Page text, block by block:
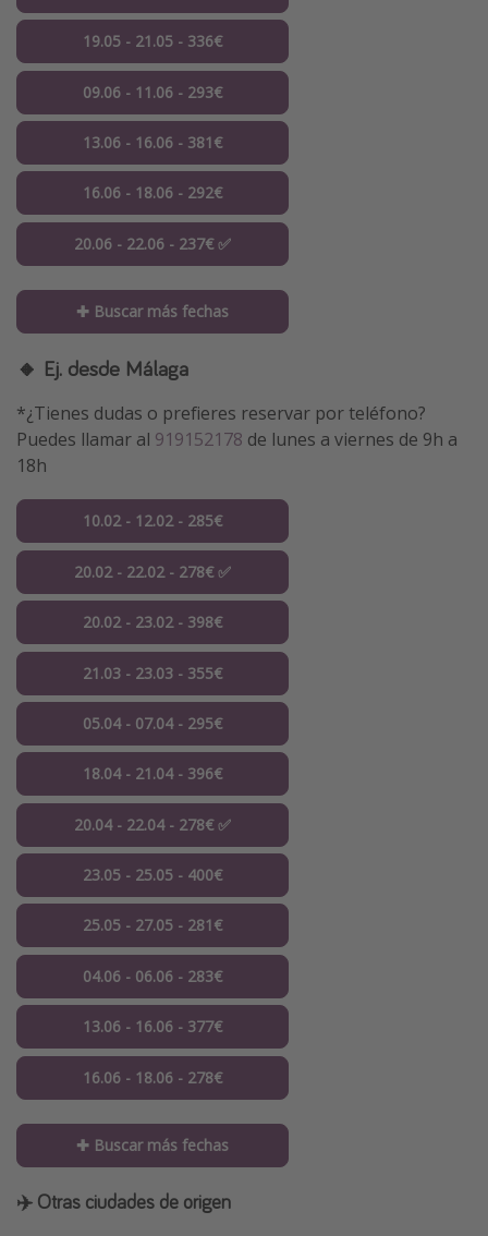
19.05 - 21.05 - 336€
09.06 - 11.06 - 293€
13.06 - 16.06 - 381€
16.06 - 18.06 - 292€
20.06 - 22.06 - 237€ ✅
✚ Buscar más fechas
🔸 Ej. desde Málaga
*¿Tienes dudas o prefieres reservar por teléfono?
Puedes llamar al 919152178 de lunes a viernes de 9h a
18h
10.02 - 12.02 - 285€
20.02 - 22.02 - 278€ ✅
20.02 - 23.02 - 398€
21.03 - 23.03 - 355€
05.04 - 07.04 - 295€
18.04 - 21.04 - 396€
20.04 - 22.04 - 278€ ✅
23.05 - 25.05 - 400€
25.05 - 27.05 - 281€
04.06 - 06.06 - 283€
13.06 - 16.06 - 377€
16.06 - 18.06 - 278€
✚ Buscar más fechas
✈️ Otras ciudades de origen